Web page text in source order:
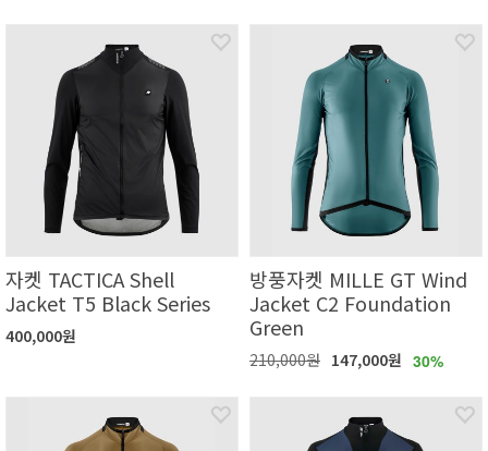
자켓 TACTICA Shell
Jacket T5 Black Series
400,000원
방풍자켓 MILLE GT Wind
Jacket C2 Foundation
Green
210,000원 147,000원 30%